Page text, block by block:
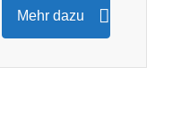
Mehr dazu